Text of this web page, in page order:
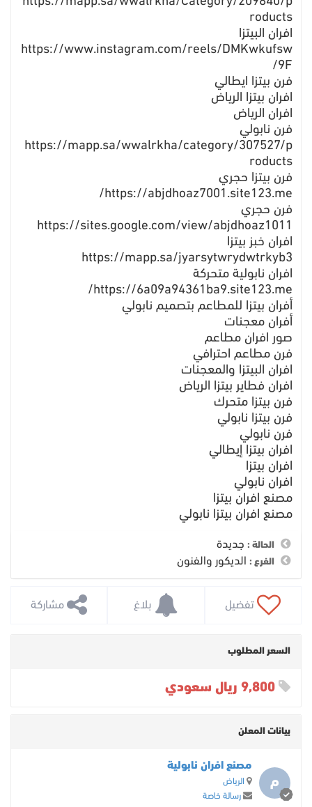
roducts
افران البيتزا
https://www.instagram.com/reels/DMKwkufsw
9F/
فرن بيتزا ايطالي
افران بيتزا الرياض
افران الرياض
فرن نابولي
https://mapp.sa/wwalrkha/category/307527/p
roducts
فرن بيتزا حجري
https://abjdhoaz7001.site123.me/
فرن حجري
https://sites.google.com/view/abjdhoaz1011
افران خبز بيتزا
https://mapp.sa/jyarsytwrydwtrkyb3
افران نابولية متحركة
https://6a09a94361ba9.site123.me/
أفران بيتزا للمطاعم بتصميم نابولي
أفران معجنات
صور افران مطاعم
فرن مطاعم احترافي
افران البيتزا والمعجنات
افران فطاير بيتزا الرياض
فرن بيتزا متحرك
فرن بيتزا نابولي
فرن نابولي
افران بيتزا إيطالي
افران بيتزا
افران نابولي
مصنع افران بيتزا
مصنع افران بيتزا نابولي
الحالة : جديدة
الفرع : الديكور والفنون
تفضيل مشاركة
السعر المطلوب
بيانات المعلن
م
مصنع افران نابولية
الرياض
رسالة خاصة